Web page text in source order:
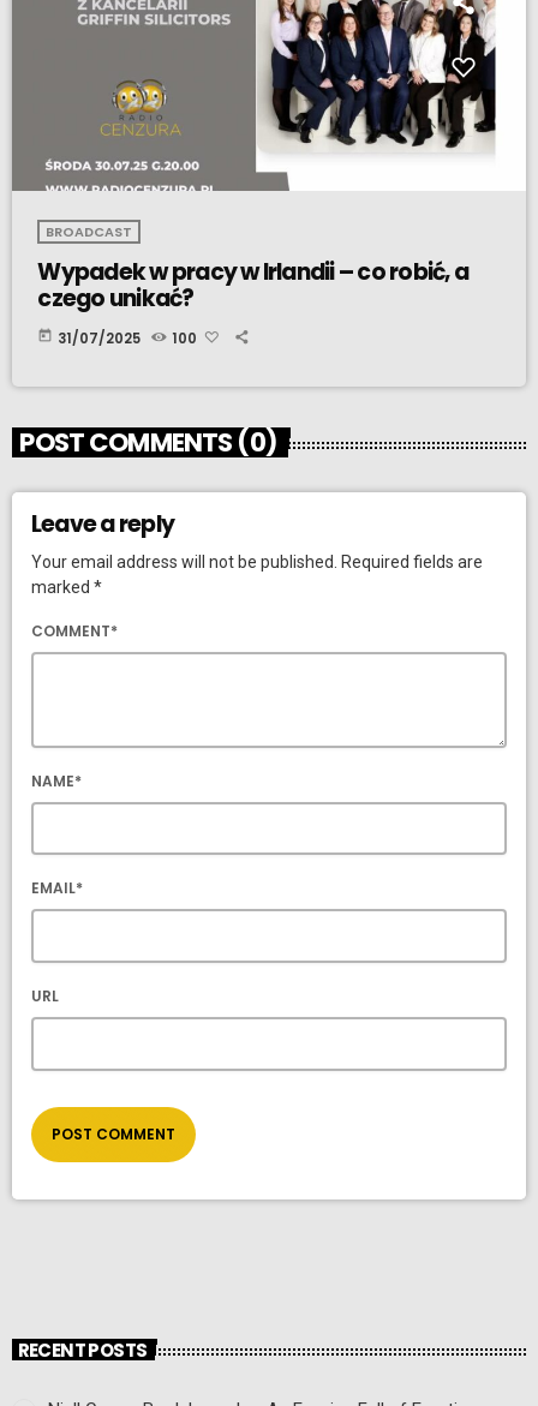
BROADCAST
Wypadek w pracy w Irlandii – co robić, a
czego unikać?
today 31/07/2025 100
POST COMMENTS (0)
Leave a reply
Your email address will not be published. Required fields are
marked *
COMMENT*
NAME*
EMAIL*
URL
RECENT POSTS